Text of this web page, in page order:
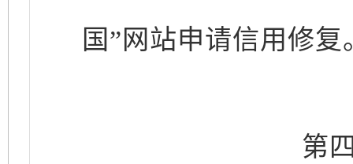
国”网站申请信用修复
第